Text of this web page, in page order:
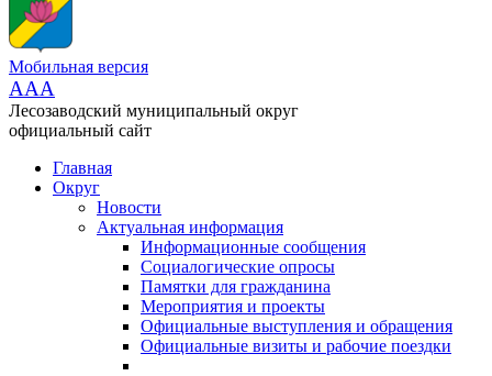
Мобильная версия
AAA
Лесозаводский муниципальный округ
официальный сайт
Главная
Округ
Новости
Актуальная информация
Информационные сообщения
Социалогические опросы
Памятки для гражданина
Мероприятия и проекты
Официальные выступления и обращения
Официальные визиты и рабочие поездки